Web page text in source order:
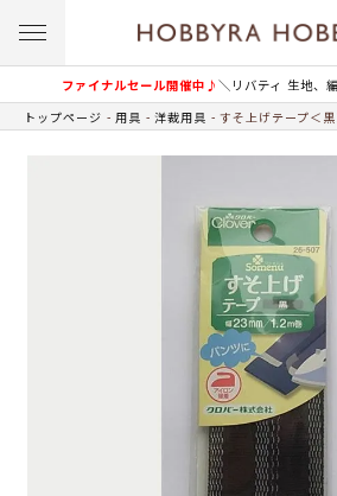
ファイナルセール開催中♪＼リバティ 生地、
トップページ 用具 洋裁用具 すそ上げテープ＜黒